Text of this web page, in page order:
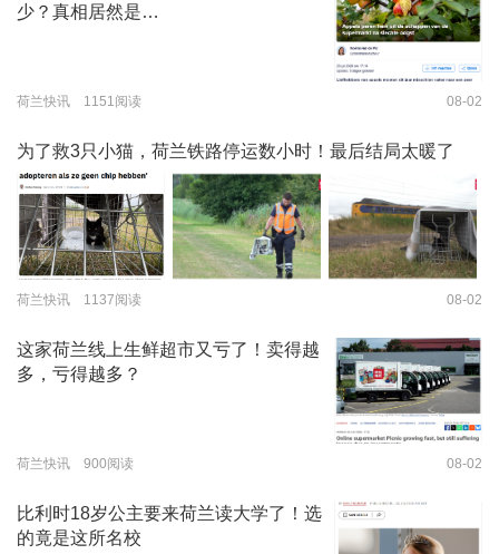
少？真相居然是…
荷兰快讯 1151阅读 08-02
为了救3只小猫，荷兰铁路停运数小时！最后结局太暖了
荷兰快讯 1137阅读 08-02
这家荷兰线上生鲜超市又亏了！卖得越
多，亏得越多？
荷兰快讯 900阅读 08-02
比利时18岁公主要来荷兰读大学了！选
的竟是这所名校